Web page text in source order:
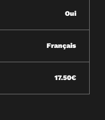
Oui
Français
17.50€